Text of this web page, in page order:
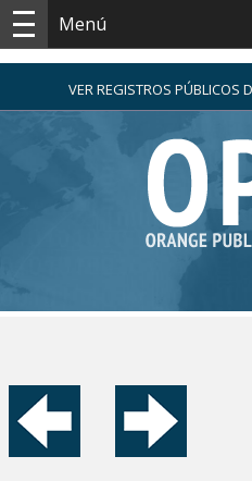
Menú
VER REGISTROS PÚBLICOS